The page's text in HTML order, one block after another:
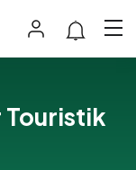
Touristik